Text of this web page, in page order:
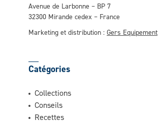
Avenue de Larbonne – BP 7
32300 Mirande cedex – France
Marketing et distribution : Gers Equipement
Catégories
Collections
Conseils
Recettes